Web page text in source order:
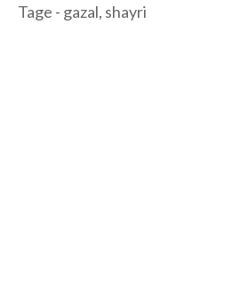
Tage - gazal, shayri